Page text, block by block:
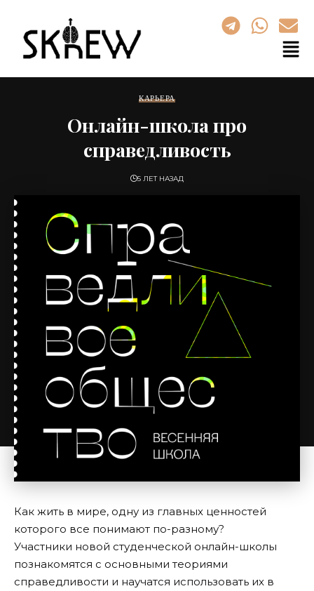
КАРЬЕРА
Онлайн-школа про
справедливость
5 ЛЕТ НАЗАД
Как жить в мире, одну из главных ценностей
которого все понимают по-разному?
Участники новой студенческой онлайн-школы
познакомятся с основными теориями
справедливости и научатся использовать их в